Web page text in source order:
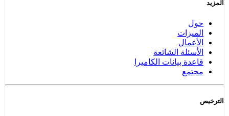
المزيد
حول
الميزات
الأعمال
الأسئلة الشائعة
قاعدة بيانات الكاميرا
مجتمع
الترخيص